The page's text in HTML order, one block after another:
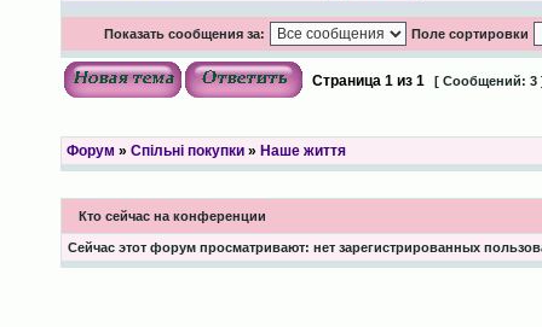
Показать сообщения за: Поле сортировки
Страница 1из 1 [ Сообщений: 3
Форум » Спільні покупки» Наше життя
Кто сейчас на конференции
Сейчас этот форум просматривают: нет зарегистрированных